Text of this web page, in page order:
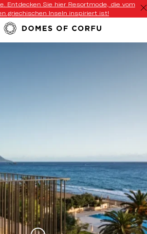
Entdecken Sie hier Resortmode, die vom
griechischen Inseln inspiriert ist!